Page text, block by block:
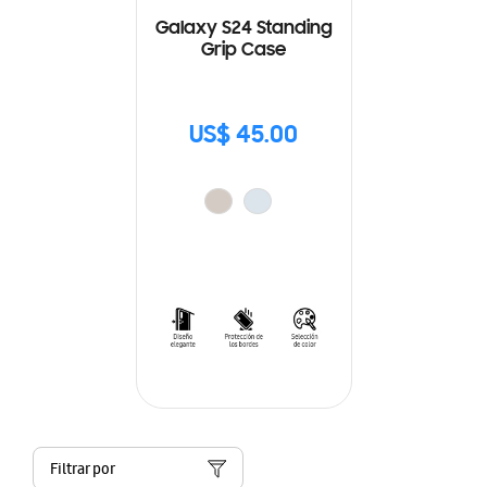
Galaxy S24 Standing
Grip Case
US$ 45.00
Filtrar por